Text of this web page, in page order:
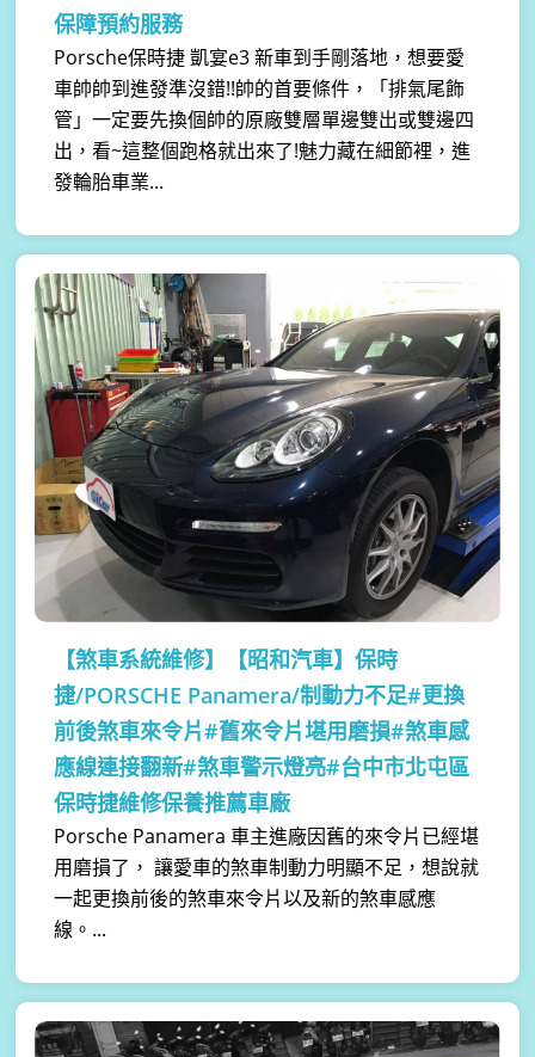
保障預約服務
Porsche保時捷 凱宴e3 新車到手剛落地，想要愛
車帥帥到進發準沒錯!!帥的首要條件，「排氣尾飾
管」一定要先換個帥的原廠雙層單邊雙出或雙邊四
出，看~這整個跑格就出來了!魅力藏在細節裡，進
發輪胎車業...
【煞車系統維修】
【昭和汽車】保時
捷/PORSCHE Panamera/制動力不足#更換
前後煞車來令片#舊來令片堪用磨損#煞車感
應線連接翻新#煞車警示燈亮#台中市北屯區
保時捷維修保養推薦車廠
Porsche Panamera 車主進廠因舊的來令片已經堪
用磨損了， 讓愛車的煞車制動力明顯不足，想說就
一起更換前後的煞車來令片以及新的煞車感應
線。...